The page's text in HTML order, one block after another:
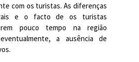
com os turistas. As diferenças
e o facto de os turistas
pouco tempo na região
a ausência de